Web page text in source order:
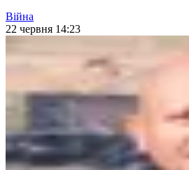
Війна
22 червня 14:23